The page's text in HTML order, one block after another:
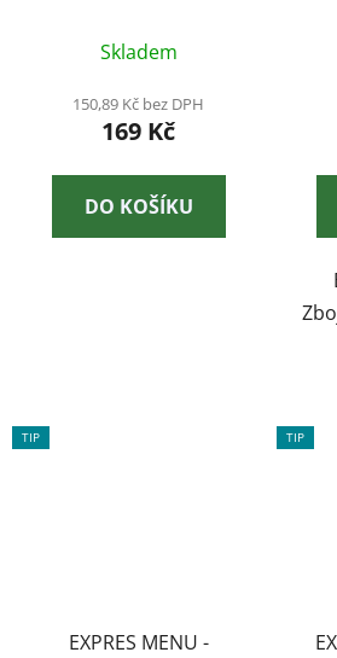
Skladem
150,89 Kč bez DPH
169 Kč
DO KOŠÍKU
TIP
EXPRES MENU -
TIP